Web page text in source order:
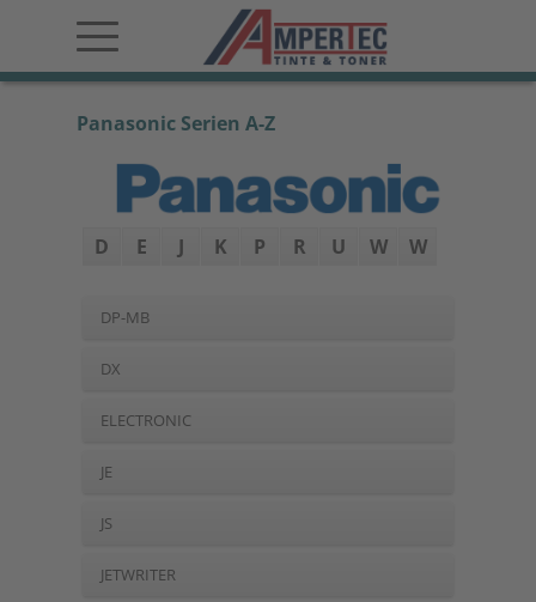
Panasonic Serien A-Z
D E J K P R U W W
DP-MB
DX
ELECTRONIC
JE
JS
JETWRITER